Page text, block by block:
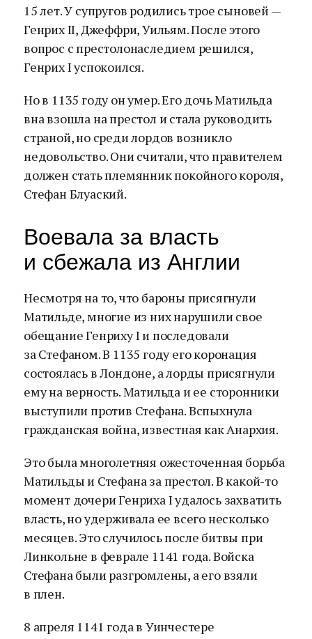
15 лет. У супругов родились трое сыновей —
Генрих II, Джеффри, Уильям. После этого
вопрос с престолонаследием решился,
Генрих I успокоился.
Но в 1135 году он умер. Его дочь Матильда
вна взошла на престол и стала руководить
страной, но среди лордов возникло
недовольство. Они считали, что правителем
должен стать племянник покойного короля,
Стефан Блуаский.
Воевала за власть
и сбежала из Англии
Несмотря на то, что бароны присягнули
Матильде, многие из них нарушили свое
обещание Генриху I и последовали
за Стефаном. В 1135 году его коронация
состоялась в Лондоне, а лорды присягнули
ему на верность. Матильда и ее сторонники
выступили против Стефана. Вспыхнула
гражданская война, известная как Анархия.
Это была многолетняя ожесточенная борьба
Матильды и Стефана за престол. В какой-то
момент дочери Генриха I удалось захватить
власть, но удерживала ее всего несколько
месяцев. Это случилось после битвы при
Линкольне в феврале 1141 года. Войска
Стефана были разгромлены, а его взяли
в плен.
8 апреля 1141 года в Уинчестере